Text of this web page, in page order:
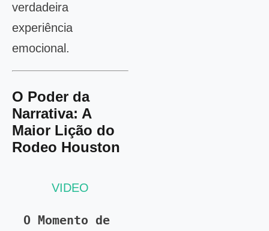
verdadeira
experiência
emocional.
O Poder da
Narrativa: A
Maior Lição do
Rodeo Houston
VIDEO
O Momento de